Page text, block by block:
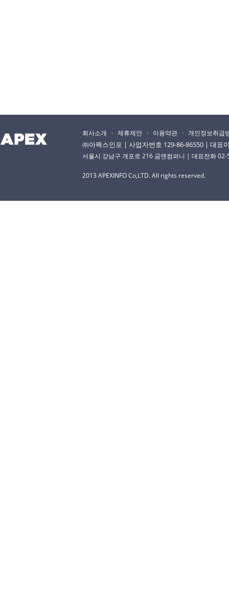
회사소개 · 제휴제안 · 이용약관 · 개인정보취급
㈜아펙스인포 | 사업자번호 129-86-86550 | 대표
서울시 강남구 개포로 216 곰앤컴퍼니 | 대표전화
2013 APEXINFO Co,LTD. All rights reserved.